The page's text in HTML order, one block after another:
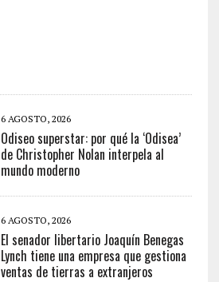
6 AGOSTO, 2026
Odiseo superstar: por qué la ‘Odisea’
de Christopher Nolan interpela al
mundo moderno
6 AGOSTO, 2026
El senador libertario Joaquín Benegas
Lynch tiene una empresa que gestiona
ventas de tierras a extranjeros